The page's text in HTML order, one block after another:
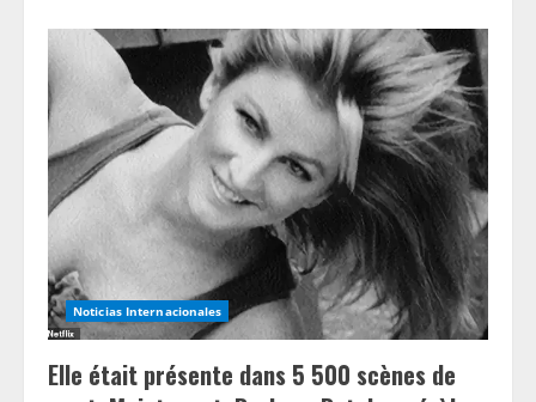
joueurs
de
volley-
ball
du
Nebraska
nommés
dans
l’équipe
nationale
américaine
U21
Noticias Internacionales
Elle était présente dans 5 500 scènes de